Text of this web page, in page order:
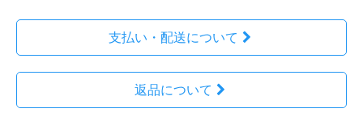
支払い・配送について
返品について